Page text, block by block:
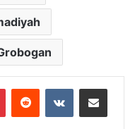
PinterestReddit VKontakteShare via Email